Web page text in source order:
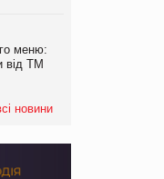
меню:
від ТМ
новини